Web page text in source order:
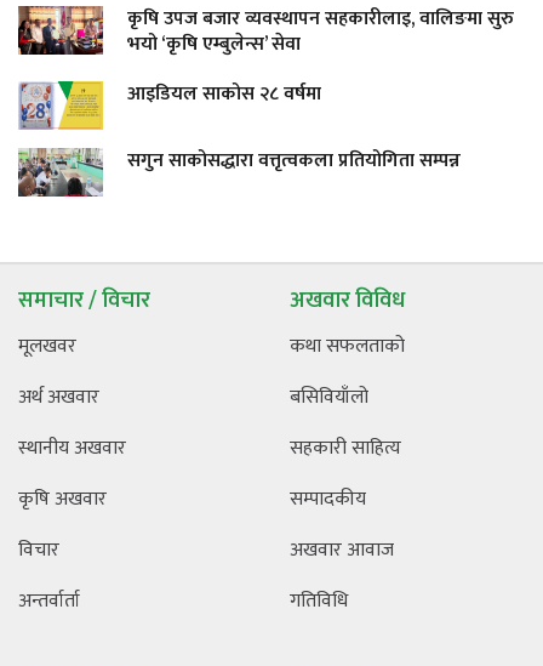
कृषि उपज बजार व्यवस्थापन सहकारीलाइ, वालिङमा सुरु
भयो ‘कृषि एम्बुलेन्स’ सेवा
आइडियल साकोस २८ वर्षमा
सगुन साकोसद्धारा वत्तृत्वकला प्रतियोगिता सम्पन्न
समाचार / विचार
मूलखवर
अर्थ अखवार
स्थानीय अखवार
कृषि अखवार
विचार
अन्तर्वार्ता
अखवार विविध
कथा सफलताको
बसिवियाँलो
सहकारी साहित्य
सम्पादकीय
अखवार आवाज
गतिविधि